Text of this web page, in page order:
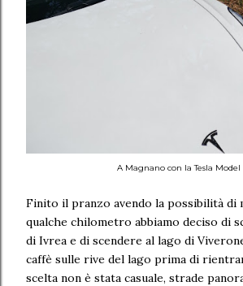
A Magnano con la Tesla Model
Finito il pranzo avendo la possibilità di
qualche chilometro abbiamo deciso di
di Ivrea e di scendere al lago di
caffè sulle rive del lago prima di
scelta non è stata casuale, strade